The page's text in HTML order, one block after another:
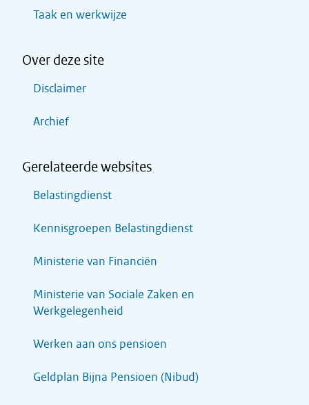
Taak en werkwijze
Over deze site
Disclaimer
Archief
Gerelateerde websites
Belastingdienst
Kennisgroepen Belastingdienst
Ministerie van Financiën
Ministerie van Sociale Zaken en
Werkgelegenheid
Werken aan ons pensioen
Geldplan Bijna Pensioen (Nibud)